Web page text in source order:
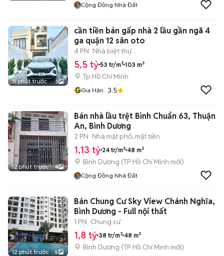
Cộng Đồng Nhà Đất
11 phút trước 3
cần tiền bán gấp nhà 2 lầu gần ngã 4
ga quận 12 sân oto
4 PN Nhà biệt thự
5,5 tỷ 53 tr/m² 103 m²
Tp Hồ Chí Minh
GGia Hân 3.5
12 phút trước 4
Bán nhà lầu trệt Bình Chuẩn 63, Thuận
An, Bình Dương
2 PN Nhà mặt phố, mặt tiền
1,13 tỷ 24 tr/m² 48 m²
Bình Dương (TP Hồ Chí Minh mới)
Cộng Đồng Nhà Đất
12 phút trước 5
Bán Chung Cư Sky View Chánh Nghĩa,
Bình Dương - Full nội thất
1 PN Chung cư
1,8 tỷ 38 tr/m² 48 m²
Bình Dương (TP Hồ Chí Minh mới)